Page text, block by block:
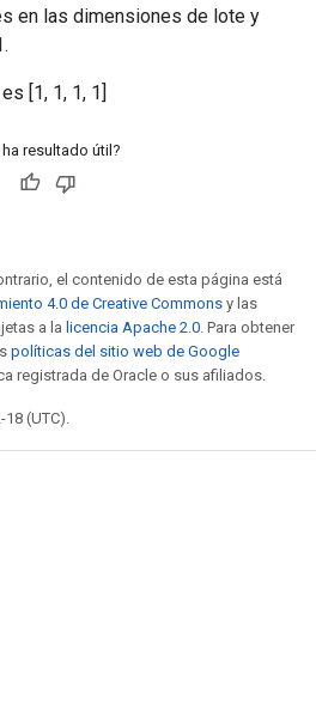
en las dimensiones de lote y
[1, 1, 1, 1]
ha resultado útil?
el contenido de esta página está
4.0 de Creative Commons y las
a la licencia Apache 2.0. Para obtener
políticas del sitio web de Google
registrada de Oracle o sus afiliados.
(UTC).